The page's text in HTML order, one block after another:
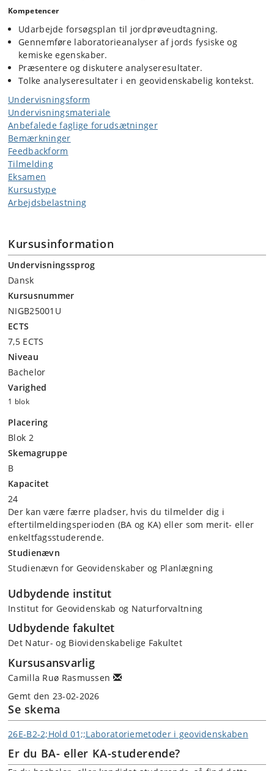
Kompetencer
Udarbejde forsøgsplan til jordprøveudtagning.
Gennemføre laboratorieanalyser af jords fysiske og
kemiske egenskaber.
Præsentere og diskutere analyseresultater.
Tolke analyseresultater i en geovidenskabelig kontekst.
Undervisningsform
Undervisningsmateriale
Anbefalede faglige forudsætninger
Bemærkninger
Feedbackform
Tilmelding
Eksamen
Kursustype
Arbejdsbelastning
Kursusinformation
Undervisningssprog
Dansk
Kursusnummer
NIGB25001U
ECTS
7,5 ECTS
Niveau
Bachelor
Varighed
1 blok
Placering
Blok 2
Skemagruppe
B
Kapacitet
24
Der kan være færre pladser, hvis du tilmelder dig i
eftertilmeldingsperioden (BA og KA) eller som merit- eller
enkeltfagsstuderende.
Studienævn
Studienævn for Geovidenskaber og Planlægning
Udbydende institut
Institut for Geovidenskab og Naturforvaltning
Udbydende fakultet
Det Natur- og Biovidenskabelige Fakultet
Kursusansvarlig
Camilla Ruø Rasmussen
Gemt den 23-02-2026
Se skema
26E-B2-2;Hold 01;;Laboratoriemetoder i geovidenskaben
Er du BA- eller KA-studerende?